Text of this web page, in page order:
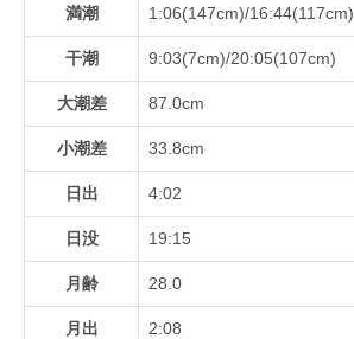
満潮 1:06(147cm)/16:44(117cm)
干潮 9:03(7cm)/20:05(107cm)
大潮差 87.0cm
小潮差 33.8cm
日出 4:02
日没 19:15
月齢 28.0
月出 2:08